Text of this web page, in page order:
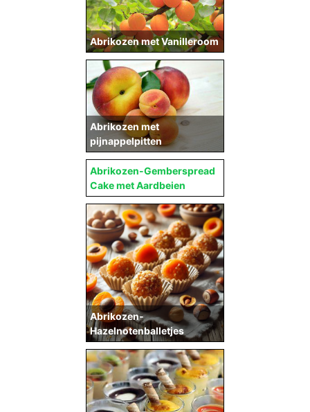
Abrikozen met
pijnappelpitten
Abrikozen met Vanilleroom
Abrikozen-Gemberspread
Cake met Aardbeien
Abrikozen-
Hazelnotenballetjes